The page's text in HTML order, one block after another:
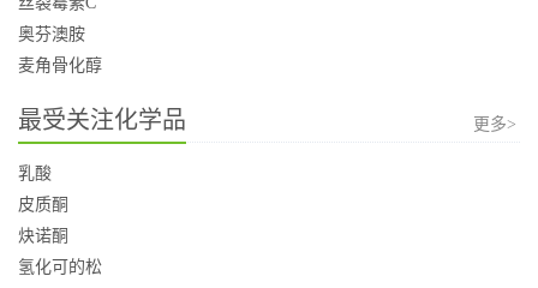
奥芬澳胺
麦角骨化醇
最受关注化学品 更多>
乳酸
皮质酮
炔诺酮
氢化可的松